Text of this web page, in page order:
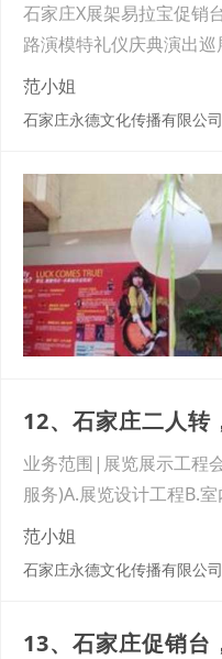
石家庄X展架易拉宝促销
路演模特礼仪庆典演出
范小姐
石家庄永德文化传播有限公司
12、石家庄二人转
业务范围|展览展示工程
服务)A.展览设计工程B.
范小姐
石家庄永德文化传播有限公司
13、石家庄促销台